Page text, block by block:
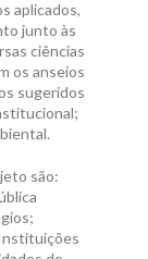
aplicados,
junto às
ciências
os anseios
sugeridos
são: